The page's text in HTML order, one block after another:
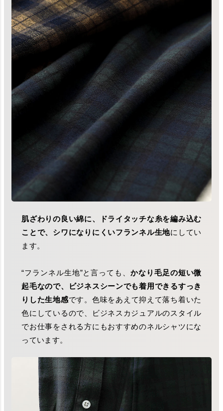
肌ざわりの良い綿に、ドライタッチな糸を編み込む
ことで、シワになりにくいフランネル生地にしてい
ます。
“フランネル生地”と言っても、かなり毛足の短い微
起毛なので、ビジネスシーンでも着用できるすっき
りした生地感です。色味をあえて抑えて落ち着いた
色にしているので、ビジネスカジュアルのスタイル
でお仕事をされる方にもおすすめのネルシャツにな
っています。